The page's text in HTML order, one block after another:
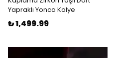
Yapraklı Yonca Kolye
₺ 1,499.99